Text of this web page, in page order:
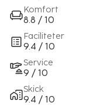
Komfort
8.8 / 10
Faciliteter
9.4 / 10
Service
9 / 10
Skick
9.4 / 10